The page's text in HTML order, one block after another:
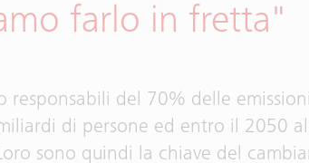
farlo in fretta"
responsabili del 70% delle
di persone ed entro il 2050
sono quindi la chiave del